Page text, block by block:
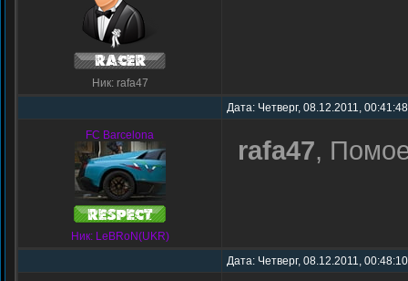
Ник: rafa47
Дата: Четверг, 08.12.2011,
FC Barcelona
Ник: LeBRoN(UKR)
rafa47,
Дата: Четверг, 08.12.2011,